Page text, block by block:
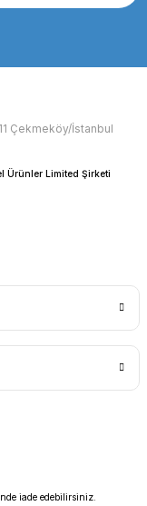
Çekmeköy/İstanbul
Ürünler Limited Şirketi
iade edebilirsiniz.